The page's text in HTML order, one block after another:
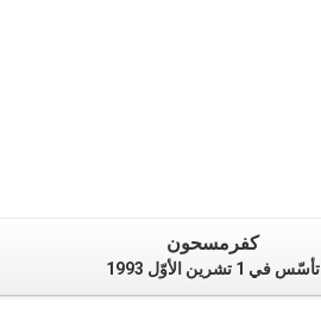
كفرمسحون
تأسّس في 1 تشرين الأوّل 1993